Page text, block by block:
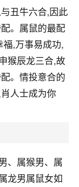
丑牛六合,因此
。属鼠的最配
,万事易成功,
猴辰龙三合,故
。情投意合的
人士成为你
、属猴男、属
龙男属鼠女如
都看了，虽然
以，前几天又
更好一点！
18
说她就要死要活
望她能考多好的
身体心理都健健